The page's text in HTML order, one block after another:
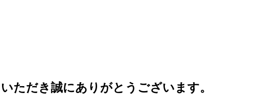
ただき誠にありがとうございます。